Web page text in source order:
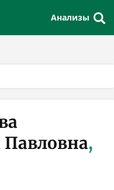
Анализы
,